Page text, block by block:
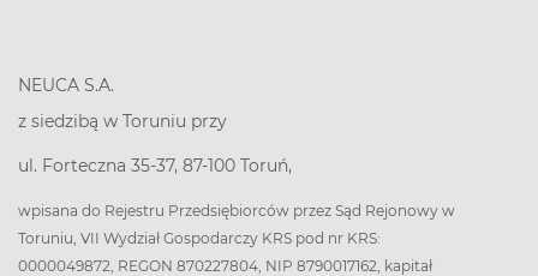
NEUCA S.A.
z siedzibą w Toruniu przy
ul. Forteczna 35-37, 87-100 Toruń,
wpisana do Rejestru Przedsiębiorców przez Sąd Rejonowy w
Toruniu, VII Wydział Gospodarczy KRS pod nr KRS:
0000049872, REGON 870227804, NIP 8790017162, kapitał